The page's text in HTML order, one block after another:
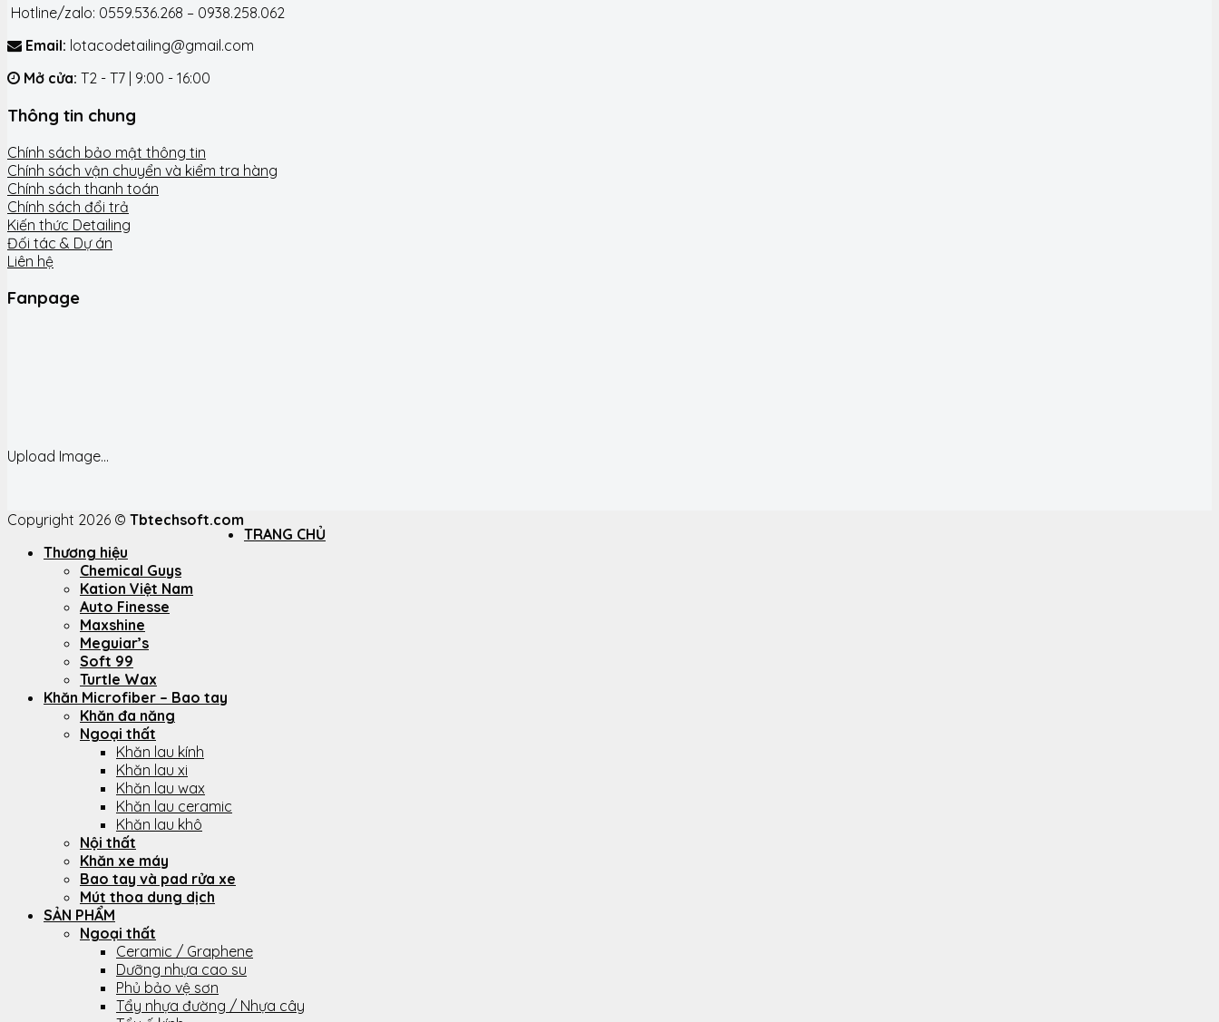
Hotline/zalo: 0559.536.268 – 0938.258.062
Email: lotacodetailing@gmail.com
Mở cửa: T2 - T7 | 9:00 - 16:00
Thông tin chung
Chính sách bảo mật thông tin
Chính sách vận chuyển và kiểm tra hàng
Chính sách thanh toán
Chính sách đổi trả
Kiến thức Detailing
Đối tác & Dự án
Liên hệ
Fanpage
Upload Image...
Copyright 2026 © Tbtechsoft.com
TRANG CHỦ
Thương hiệu
Chemical Guys
Kation Việt Nam
Auto Finesse
Maxshine
Meguiar’s
Soft 99
Turtle Wax
Khăn Microfiber – Bao tay
Khăn đa năng
Ngoại thất
Khăn lau kính
Khăn lau xi
Khăn lau wax
Khăn lau ceramic
Khăn lau khô
Nội thất
Khăn xe máy
Bao tay và pad rửa xe
Mút thoa dung dịch
SẢN PHẨM
Ngoại thất
Ceramic / Graphene
Dưỡng nhựa cao su
Phủ bảo vệ sơn
Tẩy nhựa đường / Nhựa cây